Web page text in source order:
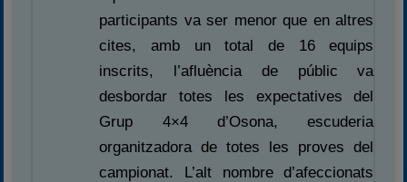
participants va ser menor que en altres
cites, amb un total de 16 equips
inscrits, l’afluència de públic va
desbordar totes les expectatives del
Grup 4×4 d’Osona, escuderia
organitzadora de totes les proves del
campionat. L’alt nombre d’afeccionats